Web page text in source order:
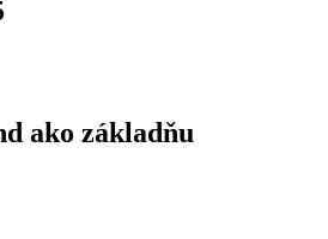
ako základňu